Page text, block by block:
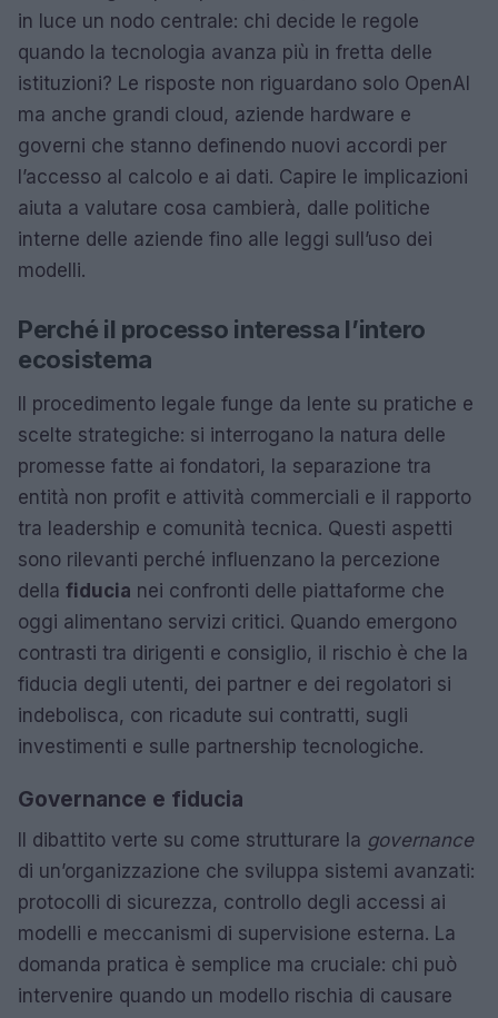
in luce un nodo centrale: chi decide le regole
quando la tecnologia avanza più in fretta delle
istituzioni? Le risposte non riguardano solo OpenAI
ma anche grandi cloud, aziende hardware e
governi che stanno definendo nuovi accordi per
l’accesso al calcolo e ai dati. Capire le implicazioni
aiuta a valutare cosa cambierà, dalle politiche
interne delle aziende fino alle leggi sull’uso dei
modelli.
Perché il processo interessa l’intero
ecosistema
Il procedimento legale funge da lente su pratiche e
scelte strategiche: si interrogano la natura delle
promesse fatte ai fondatori, la separazione tra
entità non profit e attività commerciali e il rapporto
tra leadership e comunità tecnica. Questi aspetti
sono rilevanti perché influenzano la percezione
della fiducia nei confronti delle piattaforme che
oggi alimentano servizi critici. Quando emergono
contrasti tra dirigenti e consiglio, il rischio è che la
fiducia degli utenti, dei partner e dei regolatori si
indebolisca, con ricadute sui contratti, sugli
investimenti e sulle partnership tecnologiche.
Governance e fiducia
Il dibattito verte su come strutturare la governance
di un’organizzazione che sviluppa sistemi avanzati:
protocolli di sicurezza, controllo degli accessi ai
modelli e meccanismi di supervisione esterna. La
domanda pratica è semplice ma cruciale: chi può
intervenire quando un modello rischia di causare